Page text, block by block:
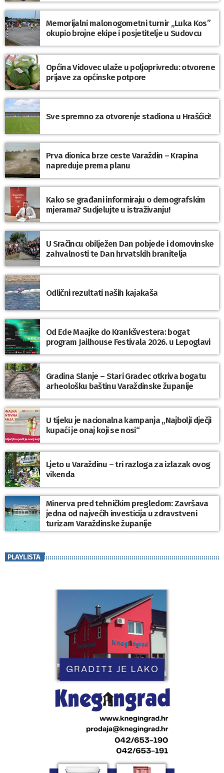
Memorijalni malonogometni turnir „Luka Kos”
okupio brojne ekipe i posjetitelje u Sudovcu
Općina Vidovec ulaže u poljoprivredu: otvorene
prijave za općinske potpore
Sve spremno za otvorenje stadiona u Hrašćici!
Prva dionica brze ceste Varaždin – Krapina
napreduje prema planu
Kako se građani informiraju o demografskim
mjerama? Sudjelujte u istraživanju!
U Sračincu obilježen Dan pobjede i domovinske
zahvalnosti te Dan hrvatskih branitelja
Odlični rezultati naših kajakaša
Od Ede Maajke do Krankšvestera: bogat
program Jailhouse Festivala 2026. u Lepoglavi
Gradina Slanje – Stari Gradec otkriva bogatu
arheološku baštinu Varaždinske županije
U tijeku je nacionalna kampanja „Najbolji dječji
kupaći je onaj koji se nosi“
Ljeto u Varaždinu – tri razloga za izlazak ovog
vikenda
Minerva pred tehničkim pregledom: Završava
jedna od najvećih investicija u zdravstveni
turizam Varaždinske županije
PLAYLISTA